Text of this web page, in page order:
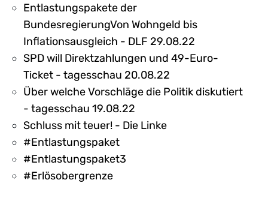
Entlastungspakete der
BundesregierungVon Wohngeld bis
Inflationsausgleich - DLF 29.08.22
SPD will Direktzahlungen und 49-Euro-
Ticket - tagesschau 20.08.22
Über welche Vorschläge die Politik diskutiert
- tagesschau 19.08.22
Schluss mit teuer! - Die Linke
#Entlastungspaket
#Entlastungspaket3
#Erlösobergrenze